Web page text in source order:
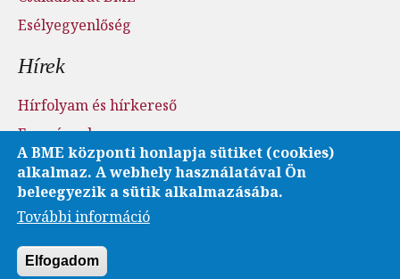
Esélyegyenlőség
Hírek
Hírfolyam és hírkereső
Események
Sajtószoba - sajtófigyelés
Karrier és pályázatok
Fotó- és videótár
A BME központi honlapja sütiket (cookies)
alkalmaz. A webhely használatával Ön
beleegyezik a sütik alkalmazásába.
További információ
Elfogadom